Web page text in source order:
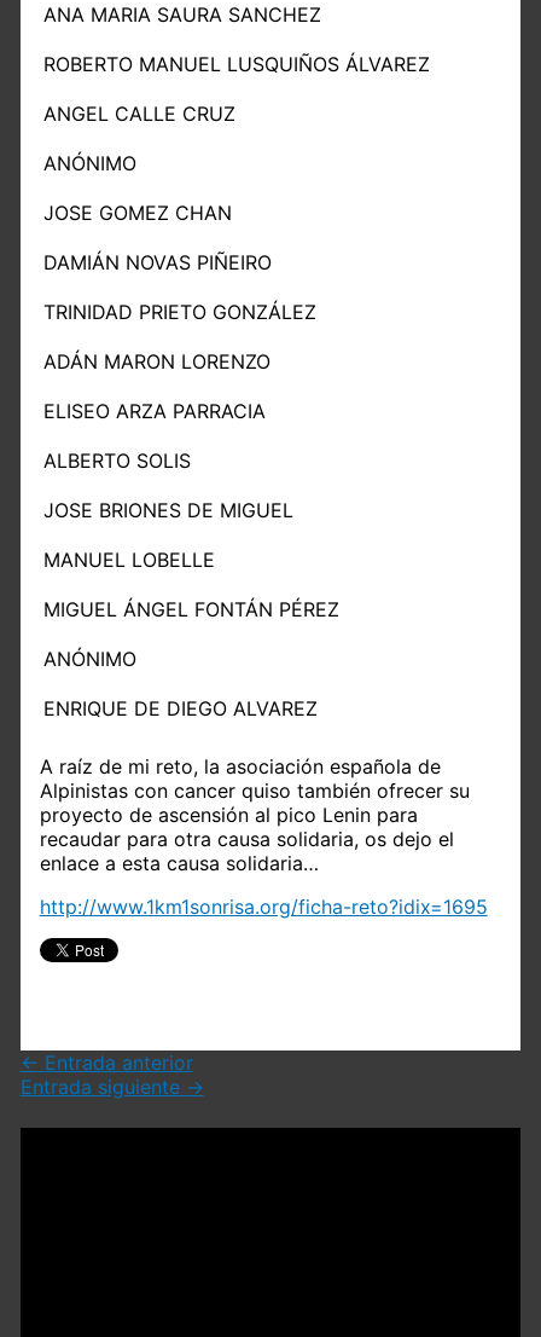
ANA MARIA SAURA SANCHEZ
ROBERTO MANUEL LUSQUIÑOS ÁLVAREZ
ANGEL CALLE CRUZ
ANÓNIMO
JOSE GOMEZ CHAN
DAMIÁN NOVAS PIÑEIRO
TRINIDAD PRIETO GONZÁLEZ
ADÁN MARON LORENZO
ELISEO ARZA PARRACIA
ALBERTO SOLIS
JOSE BRIONES DE MIGUEL
MANUEL LOBELLE
MIGUEL ÁNGEL FONTÁN PÉREZ
ANÓNIMO
ENRIQUE DE DIEGO ALVAREZ
A raíz de mi reto, la asociación española de
Alpinistas con cancer quiso también ofrecer su
proyecto de ascensión al pico Lenin para
recaudar para otra causa solidaria, os dejo el
enlace a esta causa solidaria…
http://www.1km1sonrisa.org/ficha-reto?idix=1695
← Entrada anterior
Entrada siguiente →